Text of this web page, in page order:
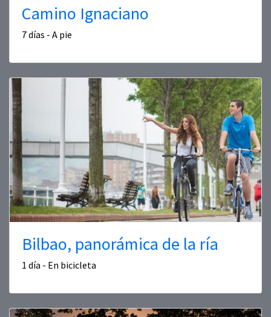
Camino Ignaciano
7 días - A pie
Bilbao, panorámica de la ría
1 día - En bicicleta